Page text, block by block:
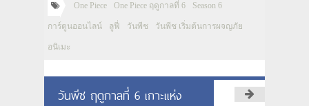
One Piece One Piece ฤดูกาลที่ 6 Season 6
การ์ตูนออนไลน์ ลูฟี่ วันพีช วันพีช เริ่มต้นการผจญภัย
อนิเมะ
วันพีช ฤดูกาลที่ 6 เกาะแห่ง